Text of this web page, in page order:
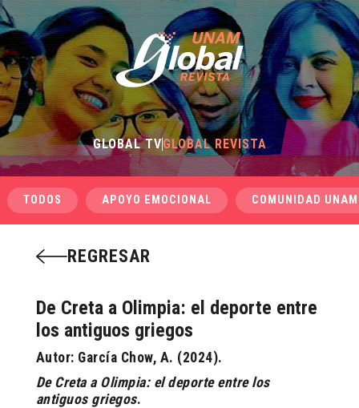
GLOBAL TVGLOBAL REVISTA
TODOS APOYO EMOCIONAL COMUNIDAD UNAM
REGRESAR
De Creta a Olimpia: el deporte entre
los antiguos griegos
Autor: García Chow, A. (2024).
De Creta a Olimpia: el deporte entre los
antiguos griegos.